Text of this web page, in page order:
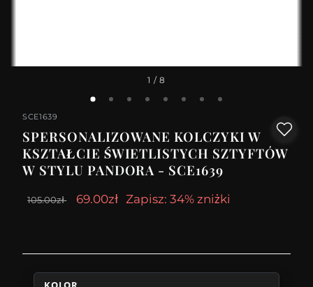
1 / 8
SCE1639
SPERSONALIZOWANE KOLCZYKI W
KSZTAŁCIE ŚWIETLISTYCH SZTYFTÓW
W STYLU PANDORA - SCE1639
105.00zł 69.00zł Zapisz: 34% zniżki